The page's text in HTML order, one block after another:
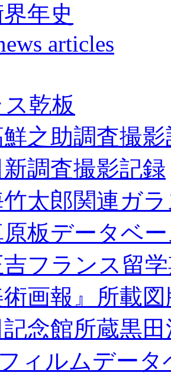
年史
articles
乾板
鮮之助調査撮
調査撮影記録
太郎関連ガ
板データベ
フランス留
術画報』所載
念館所蔵黒
ィルムデータ